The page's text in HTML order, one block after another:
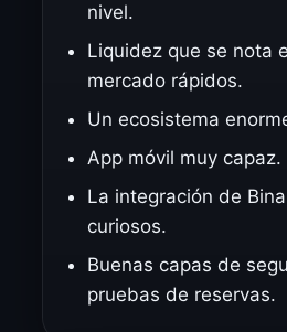
nivel.
Liquidez que se nota
mercado rápidos.
Un ecosistema
App móvil muy
La integración de
curiosos.
Buenas capas de
pruebas de reservas.